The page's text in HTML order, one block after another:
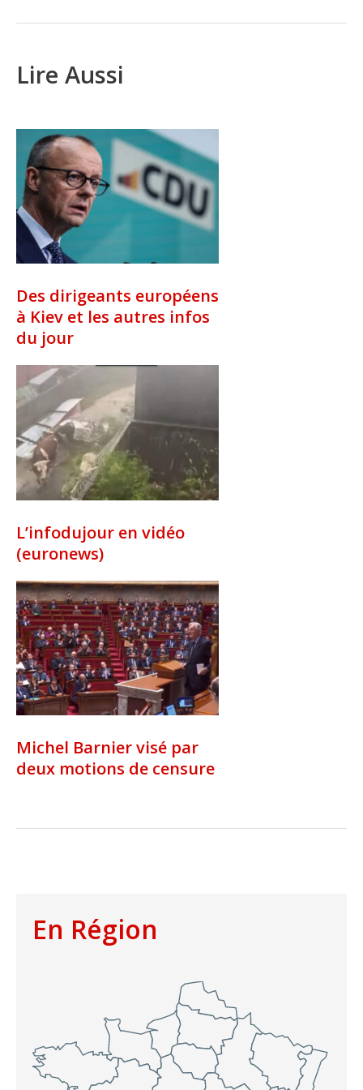
Lire Aussi
Des dirigeants européens
à Kiev et les autres infos
du jour
L’infodujour en vidéo
(euronews)
Michel Barnier visé par
deux motions de censure
En Région